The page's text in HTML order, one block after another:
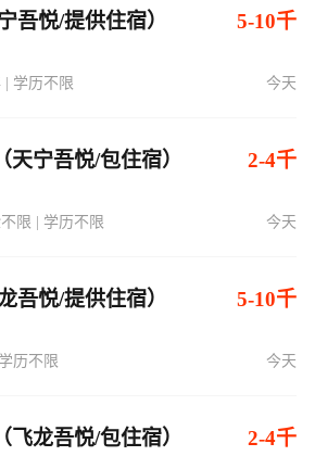
吾悦/提供住宿） 5-10千
| 学历不限 今天
宁吾悦/包住宿） 2-4千
限 | 学历不限 今天
吾悦/提供住宿） 5-10千
历不限 今天
龙吾悦/包住宿） 2-4千